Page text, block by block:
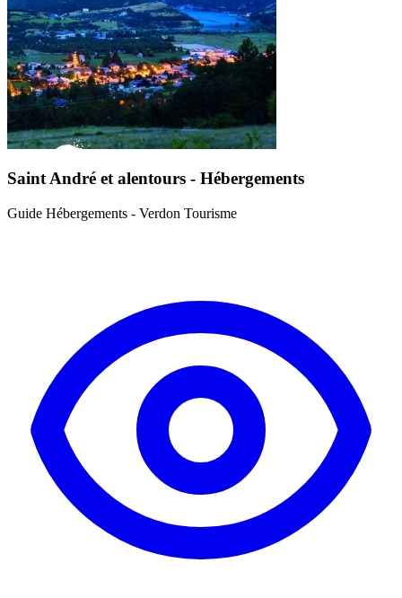
Saint André et alentours - Hébergements
Guide Hébergements - Verdon Tourisme